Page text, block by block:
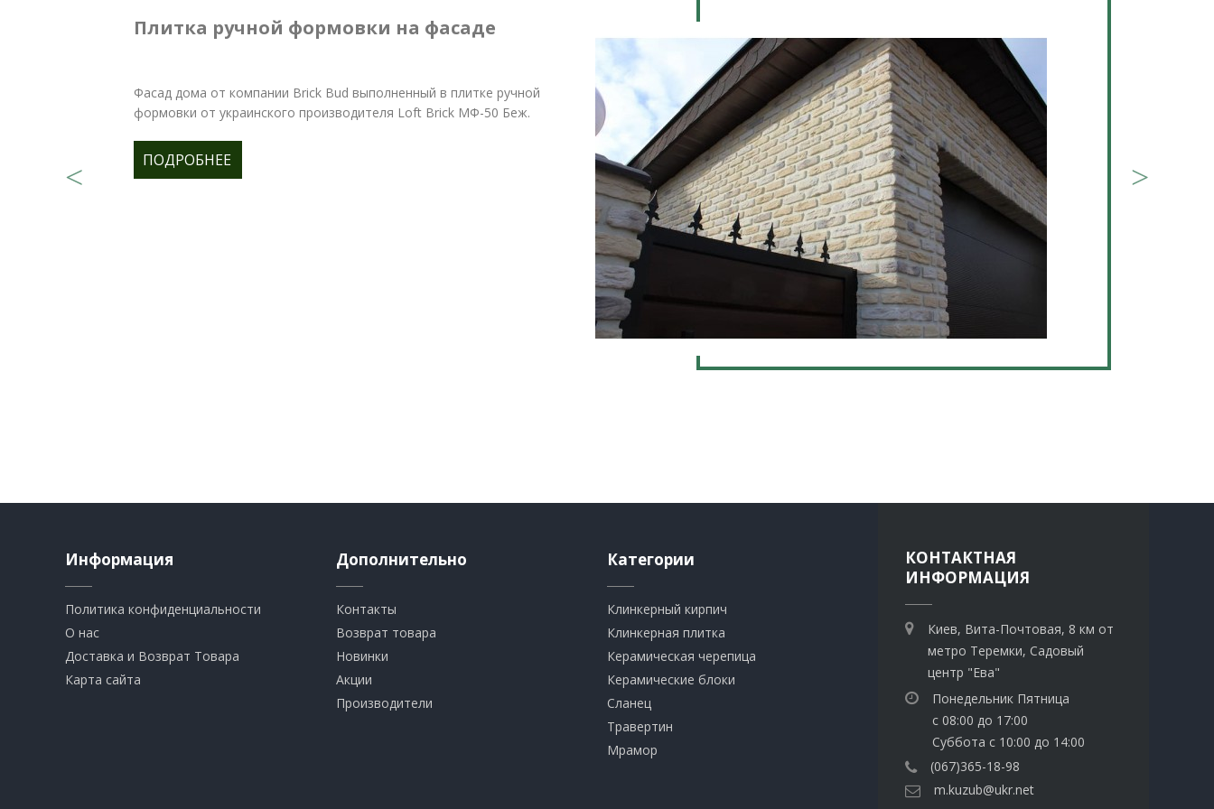
Плитка ручной формовки на фасаде
Фасад дома от компании Brick Bud выполненный в плитке ручной
формовки от украинского производителя Loft Brick МФ-50 Беж.
ПОДРОБНЕЕ
Информация
Политика конфиденциальности
О нас
Доставка и Возврат Товара
Карта сайта
Дополнительно
Контакты
Возврат товара
Новинки
Акции
Производители
Категории
Клинкерный кирпич​
​Клинкерная плитка
​Керамическая черепица
​Керамические блоки
​Сланец
Травертин​
​Мрамор
КОНТАКТНАЯ
ИНФОРМАЦИЯ
Киев, Вита-Почтовая, 8 км от
метро Теремки, Садовый
центр "Ева"
Понедельник Пятница
с 08:00 до 17:00
Суббота с 10:00 до 14:00
(067)365-18-98
m.kuzub@ukr.net